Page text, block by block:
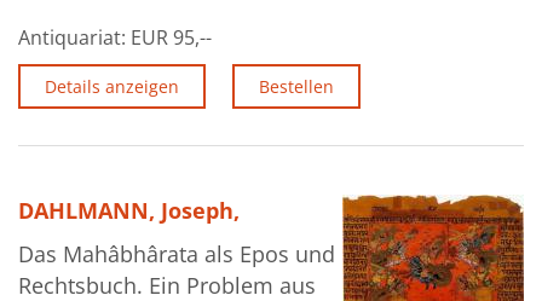
Antiquariat: EUR 95,--
Details anzeigen Bestellen
DAHLMANN, Joseph,
Das Mahâbhârata als Epos und
Rechtsbuch. Ein Problem aus